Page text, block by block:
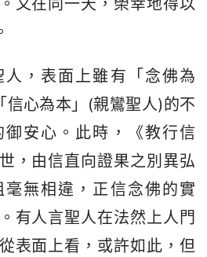
又在同一天，榮幸地得以
，表面上雖有「念佛為
信心為本」(親鸞聖人)的不
御安心。此時，《教行信
，由信直向證果之別異弘
無相違，正信念佛的實
有人言聖人在法然上人門
表面上看，或許如此，但